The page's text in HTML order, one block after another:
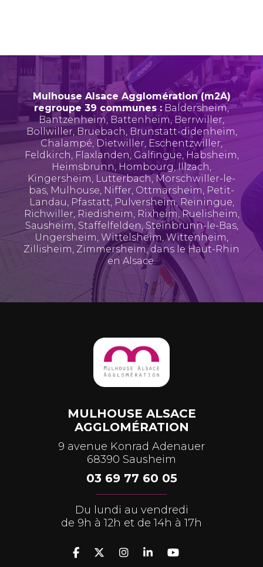
Mulhouse Alsace Agglomération (m2A)
regroupe 39 communes : Baldersheim,
Bantzenheim, Battenheim, Berrwiller,
Bollwiller, Bruebach,Brunstatt-didenheim,
Chalampé, Dietwiller, Eschentzwiller,
Feldkirch, Flaxlanden,Galfingue, Habsheim,
Heimsbrunn, Hombourg,Illzach,
Kingersheim, Lutterbach, Morschwiller-le-
bas, Mulhouse, Niffer, Ottmarsheim, Petit-
Landau, Pfastatt, Pulversheim, Reiningue,
Richwiller, Riedisheim, Rixheim,Ruelisheim,
Sausheim, Staffelfelden, Steinbrunn-le-Bas,
Ungersheim, Wittelsheim,Wittenheim,
Zillisheim, Zimmersheim, dans le Haut-Rhin
en Alsace.
MULHOUSE ALSACE
AGGLOMÉRATION
9 avenue Konrad Adenauer
68390 Sausheim
03 69 77 60 05
Du lundi au vendredi
de 9h à 12h et de 14h à 17h